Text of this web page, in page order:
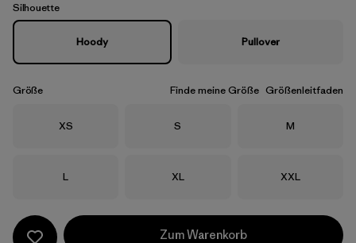
Silhouette
Hoody Pullover
Größe Finde meine Größe Größenleitfaden
Größe
XS Größe
S Größe
M
Größe
L Größe
XL Größe
XXL
Zum Warenkorb